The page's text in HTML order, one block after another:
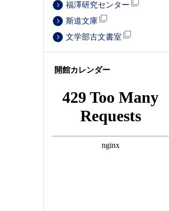
福澤研究センター
斯道文庫
文学部古文書室
開館カレンダー